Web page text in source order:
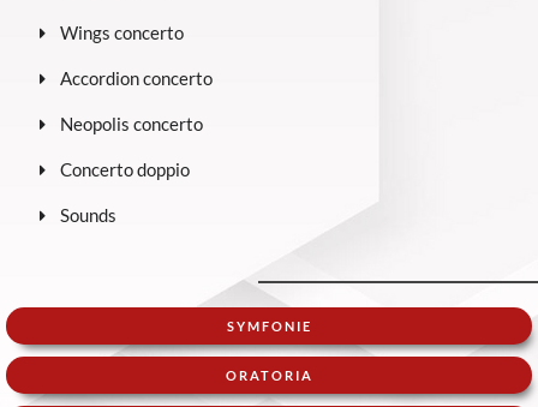
Wings concerto
Accordion concerto
Neopolis concerto
Concerto doppio
Sounds
SYMFONIE
ORATORIA